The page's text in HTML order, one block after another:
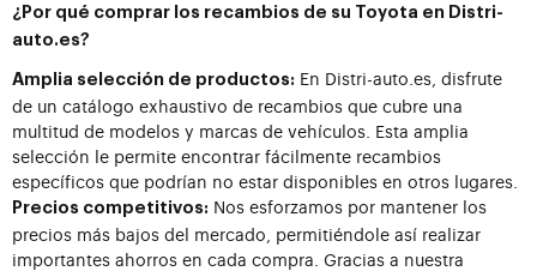
¿Por qué comprar los recambios de su Toyota en Distri-
auto.es?
Amplia selección de productos: En Distri-auto.es, disfrute
de un catálogo exhaustivo de recambios que cubre una
multitud de modelos y marcas de vehículos. Esta amplia
selección le permite encontrar fácilmente recambios
específicos que podrían no estar disponibles en otros lugares.
Precios competitivos: Nos esforzamos por mantener los
precios más bajos del mercado, permitiéndole así realizar
importantes ahorros en cada compra. Gracias a nuestra